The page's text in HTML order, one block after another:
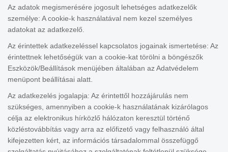
Az adatok megismerésére jogosult lehetséges adatkezelők
személye: A cookie-k használatával nem kezel személyes
adatokat az adatkezelő.
Az érintettek adatkezeléssel kapcsolatos jogainak ismertetése: Az
érintettnek lehetőségük van a cookie-kat törölni a böngészők
Eszközök/Beállítások menüjében általában az Adatvédelem
menüpont beállításai alatt.
Az adatkezelés jogalapja: Az érintettől hozzájárulás nem
szükséges, amennyiben a cookie-k használatának kizárólagos
célja az elektronikus hírközlő hálózaton keresztül történő
közléstovábbítás vagy arra az előfizető vagy felhasználó által
kifejezetten kért, az információs társadalommal összefüggő